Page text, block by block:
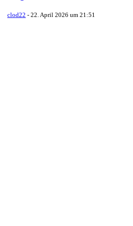
clod22 - 22. April 2026 um 21:51